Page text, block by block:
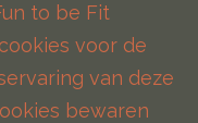
to be Fit
voor de
van deze
bewaren